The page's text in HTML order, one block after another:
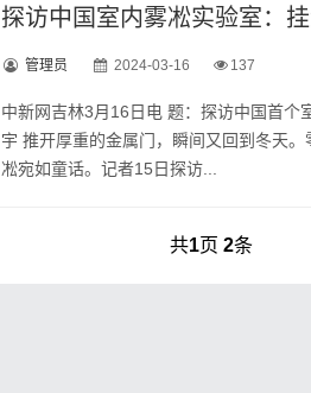
探访中国室内雾凇实验室：
管理员 2024-03-16 137
中新网吉林3月16日电 题：探访中国首个
宇 推开厚重的金属门，瞬间又回到冬天
凇宛如童话。记者15日探访...
共1页 2条